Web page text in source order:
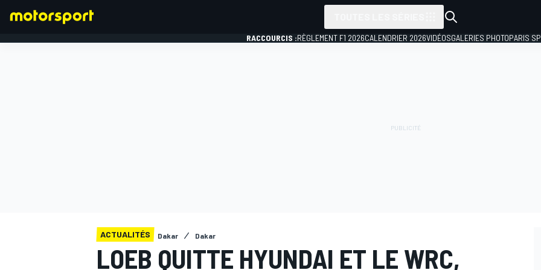
RACCOURCIS :RÈGLEMENT F1 2026CALENDRIER 2026VIDÉOSGALERIES PHOTOPARIS
ACTUALITÉS Dakar Dakar
LOEB QUITTE HYUNDAI ET LE WRC,